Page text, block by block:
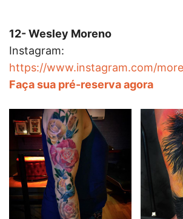
12- Wesley Moreno
Instagram:
https://www.instagram.com/
Faça sua pré-reserva agora